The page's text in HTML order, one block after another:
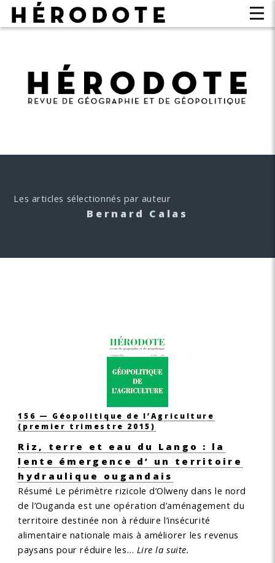
Les articles sélectionnés par auteur
Bernard Calas
156 — Géopolitique de l’Agriculture
(premier trimestre 2015)
Riz, terre et eau du Lango : la
lente émergence d’ un territoire
hydraulique ougandais
Résumé Le périmètre rizicole d’Olweny dans le nord
de l’Ouganda est une opération d’aménagement du
territoire destinée non à réduire l’insécurité
alimentaire nationale mais à améliorer les revenus
paysans pour réduire les… Lire la suite.